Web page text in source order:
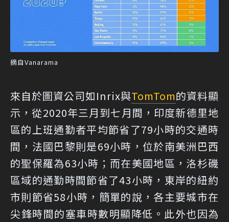
摘自Vanarama
來自於圖資公司如Inrix與TomTom的資料顯
示，從2020年三月到七月間，印度新德里地
區的上班通勤者平均節省了79小時的交通時
間，法國巴黎則是69小時，位於南美洲巴西
的聖保羅為63小時；而在美國地區，洛杉磯
區域的通勤時間節省了43小時，東岸的紐約
市則節省58小時，簡單的說，各主要城市在
尖鋒時間的塞車時數明顯降低。此外也因為